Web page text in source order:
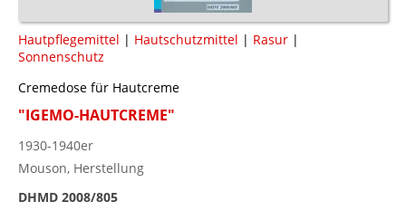
Hautpflegemittel | Hautschutzmittel | Rasur |
Sonnenschutz
Cremedose für Hautcreme
"IGEMO-HAUTCREME"
1930-1940er
Mouson, Herstellung
DHMD 2008/805